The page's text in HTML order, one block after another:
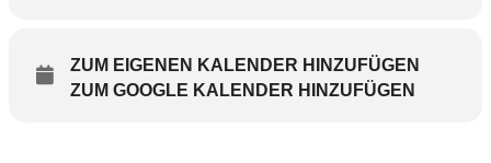
19.30 Uhr
€ 7,00 / Mitgl. € 5,00
ZUM EIGENEN KALENDER HINZUFÜGEN
ZUM GOOGLE KALENDER HINZUFÜGEN